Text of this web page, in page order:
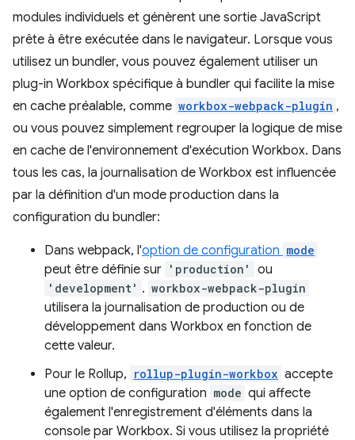
modules individuels et génèrent une sortie JavaScript
prête à être exécutée dans le navigateur. Lorsque vous
utilisez un bundler, vous pouvez également utiliser un
plug-in Workbox spécifique à bundler qui facilite la mise
en cache préalable, comme workbox-webpack-plugin ,
ou vous pouvez simplement regrouper la logique de mise
en cache de l'environnement d'exécution Workbox. Dans
tous les cas, la journalisation de Workbox est influencée
par la définition d'un mode production dans la
configuration du bundler:
Dans webpack, l'option de configuration mode
peut être définie sur 'production' ou
'development' . workbox-webpack-plugin
utilisera la journalisation de production ou de
développement dans Workbox en fonction de
cette valeur.
Pour le Rollup, rollup-plugin-workbox accepte
une option de configuration mode qui affecte
également l'enregistrement d'éléments dans la
console par Workbox. Si vous utilisez la propriété